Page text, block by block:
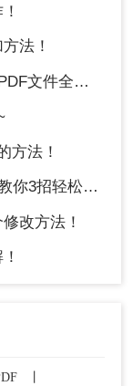
护您的知识
法！
件全教程版
方法！
轻松去除！
改方法！